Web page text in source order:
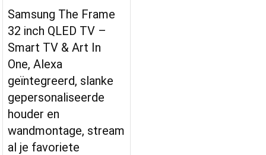
Samsung The Frame
32 inch QLED TV –
Smart TV & Art In
One, Alexa
geïntegreerd, slanke
gepersonaliseerde
houder en
wandmontage, stream
al je favoriete